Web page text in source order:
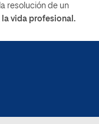
resolución de un
vida profesional.